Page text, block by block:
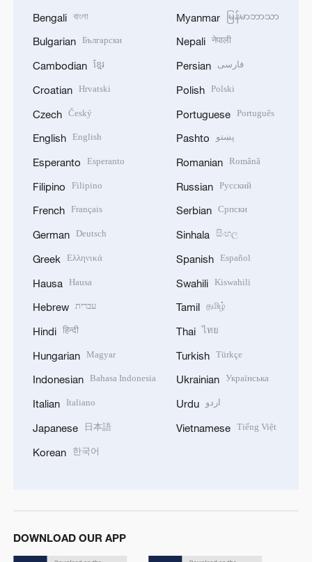
Bengali বাংলা
Bulgarian Български
Cambodian ខ្មែរ
Croatian Hrvatski
Czech Český
English English
Esperanto Esperanto
Filipino Filipino
French Français
German Deutsch
Greek Ελληνικά
Hausa Hausa
Hebrew עברית
Hindi हिन्दी
Hungarian Magyar
Indonesian Bahasa Indonesia
Italian Italiano
Japanese 日本語
Korean 한국어
Myanmar မြန်မာဘာသာ
Nepali नेपाली
Persian فارسی
Polish Polski
Portuguese Português
Pashto پښتو
Romanian Română
Russian Русский
Serbian Српски
Sinhala සිංහල
Spanish Español
Swahili Kiswahili
Tamil தமிழ்
Thai ไทย
Turkish Türkçe
Ukrainian Українська
Urdu اردو
Vietnamese Tiếng Việt
DOWNLOAD OUR APP